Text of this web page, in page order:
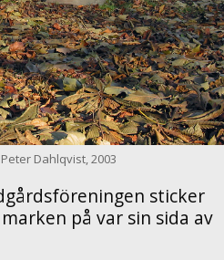
Dahlqvist, 2003
sticker
på var sin sida av